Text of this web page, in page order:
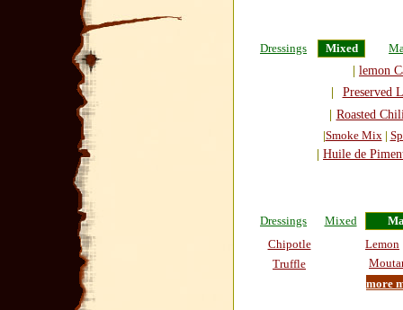
Dressings Mixed
| lemon
|
Preserved
| Roasted
|Smoke Mix|
| Huile de
Dressings Mixed
Chipotle
Lemon
Truffle
more